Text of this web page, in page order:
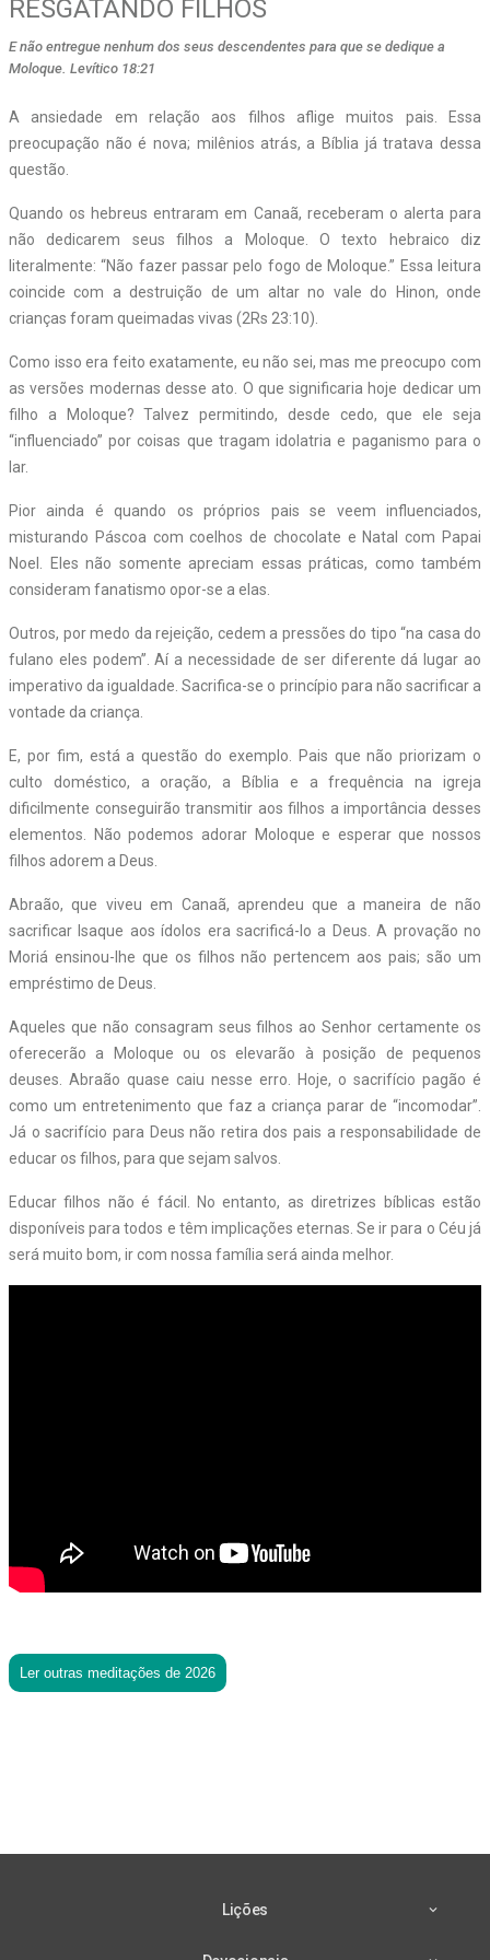
RESGATANDO FILHOS
E não entregue nenhum dos seus descendentes para que se dedique a
Moloque. Levítico 18:21
A ansiedade em relação aos filhos aflige muitos pais. Essa
preocupação não é nova; milênios atrás, a Bíblia já tratava dessa
questão.
Quando os hebreus entraram em Canaã, receberam o alerta para
não dedicarem seus filhos a Moloque. O texto hebraico diz
literalmente: “Não fazer passar pelo fogo de Moloque.” Essa leitura
coincide com a destruição de um altar no vale do Hinon, onde
crianças foram queimadas vivas (2Rs 23:10).
Como isso era feito exatamente, eu não sei, mas me preocupo com
as versões modernas desse ato. O que significaria hoje dedicar um
filho a Moloque? Talvez permitindo, desde cedo, que ele seja
“influenciado” por coisas que tragam idolatria e paganismo para o
lar.
Pior ainda é quando os próprios pais se veem influenciados,
misturando Páscoa com coelhos de chocolate e Natal com Papai
Noel. Eles não somente apreciam essas práticas, como também
consideram fanatismo opor-se a elas.
Outros, por medo da rejeição, cedem a pressões do tipo “na casa do
fulano eles podem”. Aí a necessidade de ser diferente dá lugar ao
imperativo da igualdade. Sacrifica-se o princípio para não sacrificar a
vontade da criança.
E, por fim, está a questão do exemplo. Pais que não priorizam o
culto doméstico, a oração, a Bíblia e a frequência na igreja
dificilmente conseguirão transmitir aos filhos a importância desses
elementos. Não podemos adorar Moloque e esperar que nossos
filhos adorem a Deus.
Abraão, que viveu em Canaã, aprendeu que a maneira de não
sacrificar Isaque aos ídolos era sacrificá-lo a Deus. A provação no
Moriá ensinou-lhe que os filhos não pertencem aos pais; são um
empréstimo de Deus.
Aqueles que não consagram seus filhos ao Senhor certamente os
oferecerão a Moloque ou os elevarão à posição de pequenos
deuses. Abraão quase caiu nesse erro. Hoje, o sacrifício pagão é
como um entretenimento que faz a criança parar de “incomodar”.
Já o sacrifício para Deus não retira dos pais a responsabilidade de
educar os filhos, para que sejam salvos.
Educar filhos não é fácil. No entanto, as diretrizes bíblicas estão
disponíveis para todos e têm implicações eternas. Se ir para o Céu já
será muito bom, ir com nossa família será ainda melhor.
Ler outras meditações de 2026
Lições